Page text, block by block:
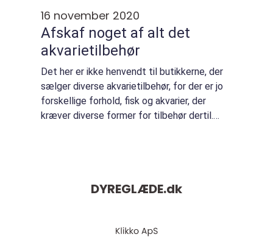
16 november 2020
Afskaf noget af alt det
akvarietilbehør
Det her er ikke henvendt til butikkerne, der
sælger diverse akvarietilbehør, for der er jo
forskellige forhold, fisk og akvarier, der
kræver diverse former for tilbehør dertil.
DYREGLÆDE.dk